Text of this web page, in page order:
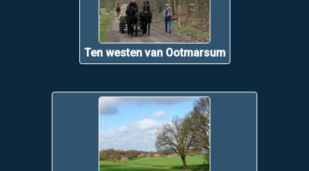
Ten westen van Ootmarsum